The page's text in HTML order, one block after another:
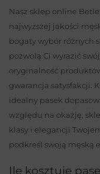
Nasz sklep online
najwyższej jakości
bogaty wybór różnych
pozwolą Ci wyrazić
oryginalność
gwarancja satysfakcji.
idealny pasek
względu na okazję,
klasy i elegancji
podkreśl swoją męską
Ile kosztuje